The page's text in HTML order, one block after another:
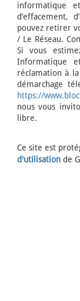
informatique
d’effacement,
pouvez retirer
/ Le Réseau.
Si vous
Informatique
réclamation à
démarchage
https://
nous vous
libre.
Ce site est
d'utilisation de